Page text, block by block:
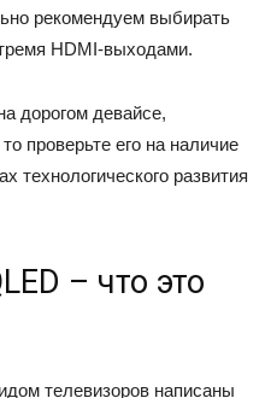
рекомендуем выбирать
HDMI-выходами.
дорогом девайсе,
проверьте его на наличие
технологического развития
– что это
телевизоров написаны